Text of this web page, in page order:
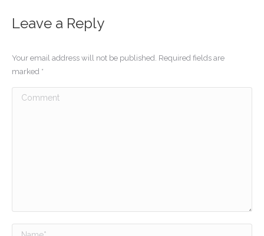
Leave a Reply
Your email address will not be published. Required fields are
marked *
Comment
Name *